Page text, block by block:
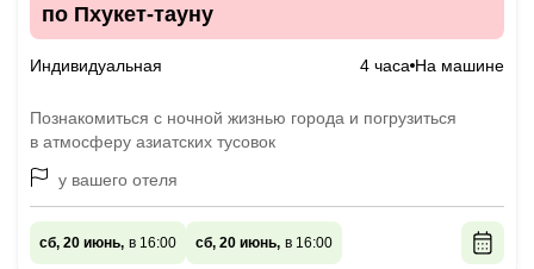
по Пхукет-тауну
Индивидуальная 4 часа На машине
Познакомиться с ночной жизнью города и погрузиться
в атмосферу азиатских тусовок
у вашего отеля
сб, 20 июнь, в 16:00 сб, 20 июнь, в 16:00